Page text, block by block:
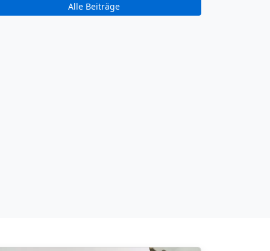
Alle Beiträge